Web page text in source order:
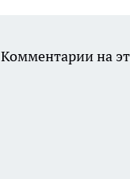
Комментарии на